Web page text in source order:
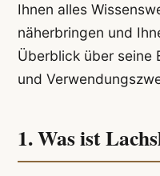
Ihnen alles
näherbringen und
Überblick über seine
und
1. Was ist